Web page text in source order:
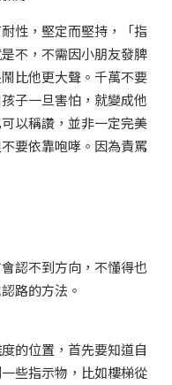
性，堅定而堅持，「指
不，不需因小朋友發脾
比他更大聲。千萬不要
子一旦害怕，就變成他
以稱讚，並非一定完美
要依靠咆哮。因為責罵
認不到方向，不懂得也
路的方法。
的位置，首先要知道自
些指示物，比如樓梯從